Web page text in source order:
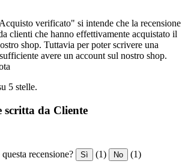
verificato" si intende che la recensione
clienti che hanno effettivamente acquistato il
shop. Tuttavia per poter scrivere una
avere un account sul nostro shop.
5 stelle.
scritta da Cliente
recensione? Sì (1) No (1)